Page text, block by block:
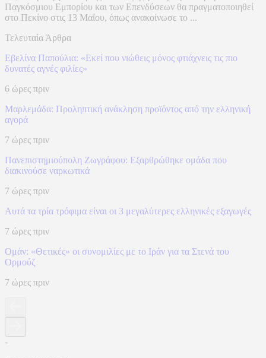
Παγκόσμιου Εμπορίου και των Επενδύσεων θα πραγματοποιηθεί
στο Πεκίνο στις 13 Μαΐου, όπως ανακοίνωσε το ...
Τελευταία Άρθρα
Εβελίνα Παπούλια: «Εκεί που νιώθεις μόνος φτιάχνεις τις πιο
δυνατές αγνές φιλίες»
6 ώρες πριν
Μαρλεμάδα: Προληπτική ανάκληση προϊόντος από την ελληνική
αγορά
7 ώρες πριν
Πανεπιστημιούπολη Ζωγράφου: Εξαρθρώθηκε ομάδα που
διακινούσε ναρκωτικά
7 ώρες πριν
Αυτά τα τρία τρόφιμα είναι οι 3 μεγαλύτερες ελληνικές εξαγωγές
7 ώρες πριν
Ομάν: «Θετικές» οι συνομιλίες με το Ιράν για τα Στενά του
Ορμούζ
7 ώρες πριν
-